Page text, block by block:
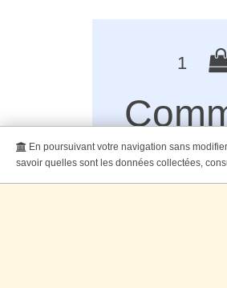
1
en
En poursuivant votre navigation sans
savoir quelles sont les données collectées,